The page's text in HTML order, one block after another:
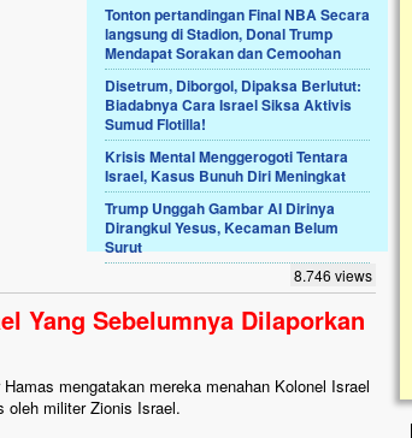
Tonton pertandingan Final NBA Secara
langsung di Stadion, Donal Trump
Mendapat Sorakan dan Cemoohan
Disetrum, Diborgol, Dipaksa Berlutut:
Biadabnya Cara Israel Siksa Aktivis
Sumud Flotilla!
Krisis Mental Menggerogoti Tentara
Israel, Kasus Bunuh Diri Meningkat
Trump Unggah Gambar AI Dirinya
Dirangkul Yesus, Kecaman Belum
Surut
8.746 views
Yang Sebelumnya Dilaporkan
mengatakan mereka menahan Kolonel Israel
oleh militer Zionis Israel.
Lima Tahun Mangkrak, Masjid di
Pelosok ini Mengenaskan. Ayo Bantu.!!
Nasib masjid di Kampung Cilumbu ini sungguh
mengenaskan. Lima tahun mangkrak, kini nyaris
tak berbentuk masjid, dipenuhi rumput liar,
hujan....